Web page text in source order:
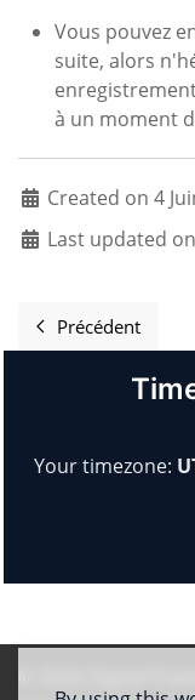
Vous pouvez
suite, alors
à un moment
Created on 4
Last updated
Article
Précédent
Your timezone: